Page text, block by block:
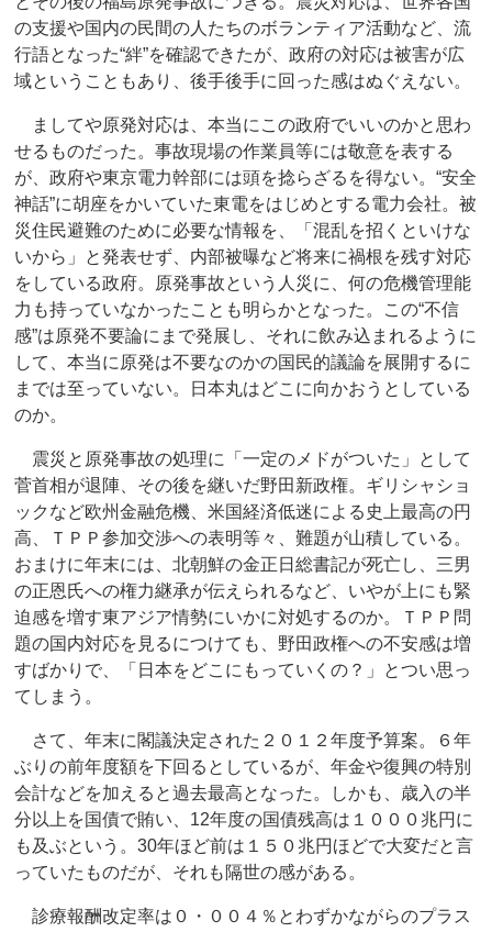
の支援や国内の民間の人たちのボランティア活動など、流
行語となった“絆”を確認できたが、政府の対応は被害が広
域ということもあり、後手後手に回った感はぬぐえない。
ましてや原発対応は、本当にこの政府でいいのかと思わ
せるものだった。事故現場の作業員等には敬意を表する
が、政府や東京電力幹部には頭を捻らざるを得ない。“安全
神話”に胡座をかいていた東電をはじめとする電力会社。被
災住民避難のために必要な情報を、「混乱を招くといけな
いから」と発表せず、内部被曝など将来に禍根を残す対応
をしている政府。原発事故という人災に、何の危機管理能
力も持っていなかったことも明らかとなった。この“不信
感”は原発不要論にまで発展し、それに飲み込まれるように
して、本当に原発は不要なのかの国民的議論を展開するに
までは至っていない。日本丸はどこに向かおうとしている
のか。
震災と原発事故の処理に「一定のメドがついた」として
菅首相が退陣、その後を継いだ野田新政権。ギリシャショ
ックなど欧州金融危機、米国経済低迷による史上最高の円
高、ＴＰＰ参加交渉への表明等々、難題が山積している。
おまけに年末には、北朝鮮の金正日総書記が死亡し、三男
の正恩氏への権力継承が伝えられるなど、いやが上にも緊
迫感を増す東アジア情勢にいかに対処するのか。ＴＰＰ問
題の国内対応を見るにつけても、野田政権への不安感は増
すばかりで、「日本をどこにもっていくの？」とつい思っ
てしまう。
さて、年末に閣議決定された２０１２年度予算案。６年
ぶりの前年度額を下回るとしているが、年金や復興の特別
会計などを加えると過去最高となった。しかも、歳入の半
分以上を国債で賄い、12年度の国債残高は１０００兆円に
も及ぶという。30年ほど前は１５０兆円ほどで大変だと言
っていたものだが、それも隔世の感がある。
診療報酬改定率は０・００４％とわずかながらのプラス